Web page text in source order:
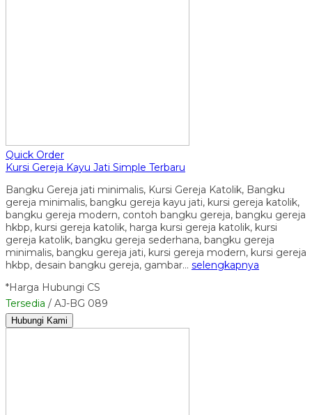
Quick Order
Kursi Gereja Kayu Jati Simple Terbaru
Bangku Gereja jati minimalis, Kursi Gereja Katolik, Bangku
gereja minimalis, bangku gereja kayu jati, kursi gereja katolik,
bangku gereja modern, contoh bangku gereja, bangku gereja
hkbp, kursi gereja katolik, harga kursi gereja katolik, kursi
gereja katolik, bangku gereja sederhana, bangku gereja
minimalis, bangku gereja jati, kursi gereja modern, kursi gereja
hkbp, desain bangku gereja, gambar… selengkapnya
*Harga Hubungi CS
Tersedia / AJ-BG 089
Hubungi Kami